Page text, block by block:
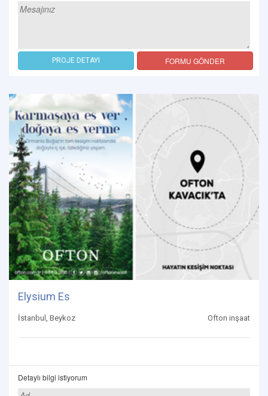
PROJE DETAYI FORMU GÖNDER
Elysium Es
İstanbul, Beykoz Ofton inşaat
Detaylı bilgi istiyorum